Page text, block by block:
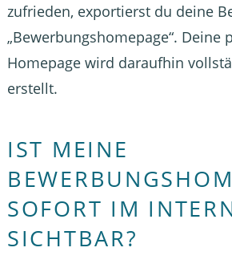
zufrieden, exportierst du deine
„Bewerbungshomepage“. Deine
Homepage wird daraufhin
erstellt.
IST MEINE
SOFORT IM
SICHTBAR?